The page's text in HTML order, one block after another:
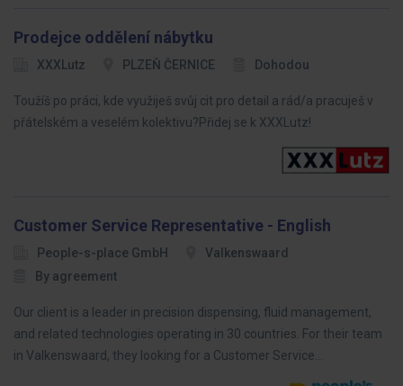
Prodejce oddělení nábytku
XXXLutz PLZEŇ ČERNICE Dohodou
Toužíš po práci, kde využiješ svůj cit pro detail a rád/a pracuješ v
přátelském a veselém kolektivu?Přidej se k XXXLutz!
Customer Service Representative - English
People-s-place GmbH
Valkenswaard
By agreement
Our client is a leader in precision dispensing, fluid management,
and related technologies operating in 30 countries. For their team
in Valkenswaard, they looking for a Customer Service…